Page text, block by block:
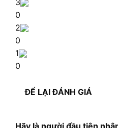
0
2
0
1
0
ĐỂ LẠI ĐÁNH GIÁ